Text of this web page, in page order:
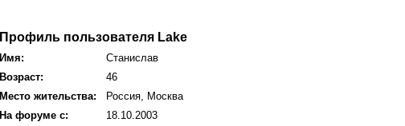
Профиль пользователя Lake
Имя:
Станислав
Возраст:
46
Место жительства:
Россия, Москва
На форуме с:
18.10.2003